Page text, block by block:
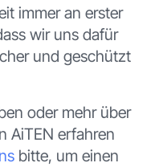
immer an erster
wir uns dafür
und geschützt
oder mehr über
AiTEN erfahren
bitte, um einen